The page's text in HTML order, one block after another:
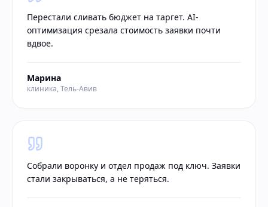
Перестали сливать бюджет на таргет. AI-
оптимизация срезала стоимость заявки почти
вдвое.
Марина
клиника, Тель-Авив
Собрали воронку и отдел продаж под ключ. Заявки
стали закрываться, а не теряться.